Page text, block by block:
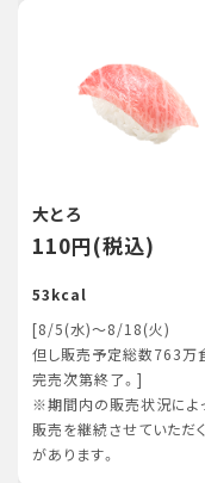
大とろ
110円(税込)
53kcal
[8/5(水)～8/18(火)
但し販売予定総数763万
完売次第終了。]
※期間内の販売状況によ
販売を継続させていただ
があります。